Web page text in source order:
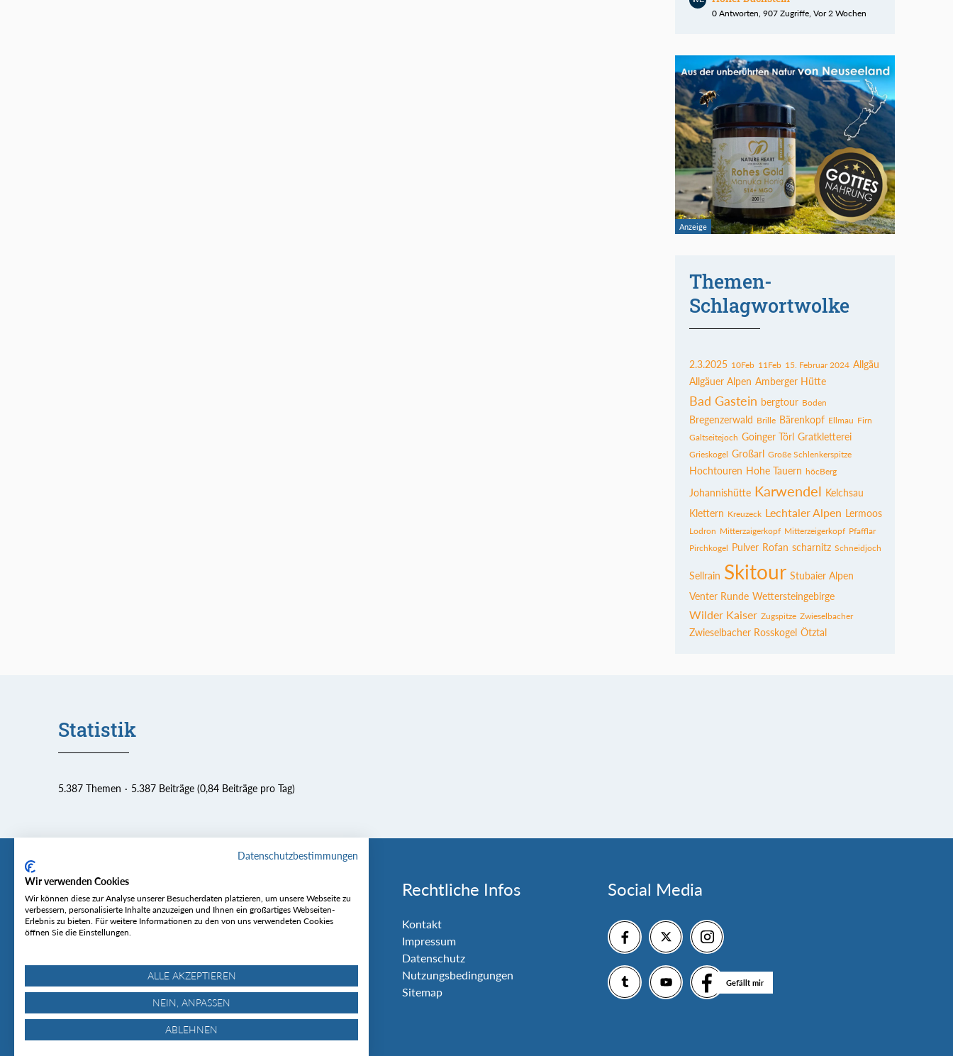
0 Antworten, 907 Zugriffe, Vor 2 Wochen
Themen-
Schlagwortwolke
2.3.2025 10Feb 11Feb 15. Februar 2024 Allgäu
Allgäuer Alpen Amberger Hütte
Bad Gastein bergtour Boden
Bregenzerwald Brille Bärenkopf Ellmau Firn
Galtseitejoch Goinger Törl Gratkletterei
Grieskogel Großarl Große Schlenkerspitze
Hochtouren Hohe Tauern höcBerg
Johannishütte Karwendel Kelchsau
Klettern Kreuzeck Lechtaler Alpen Lermoos
Lodron Mitterzaigerkopf Mitterzeigerkopf Pfafflar
Pirchkogel Pulver Rofan scharnitz Schneidjoch
Sellrain Skitour Stubaier Alpen
Venter Runde Wettersteingebirge
Wilder Kaiser Zugspitze Zwieselbacher
Zwieselbacher Rosskogel Ötztal
Statistik
5.387 Themen 5.387 Beiträge (0,84 Beiträge pro Tag)
Tourentipp
Über uns
Wetter & Lawinenlage
Rechtliche Infos
Kontakt
Impressum
Datenschutz
Nutzungsbedingungen
Sitemap
Social Media
Gefällt mir
© Tourentipp.com 2025
Datenschutzbestimmungen
Wir verwenden Cookies
Wir können diese zur Analyse unserer Besucherdaten platzieren, um unsere Webseite zu
verbessern, personalisierte Inhalte anzuzeigen und Ihnen ein großartiges Webseiten-
Erlebnis zu bieten. Für weitere Informationen zu den von uns verwendeten Cookies
öffnen Sie die Einstellungen.
ALLE AKZEPTIEREN
NEIN, ANPASSEN
ABLEHNEN